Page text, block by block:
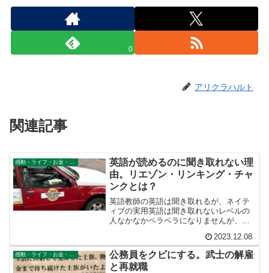
0
アリクラハルト
関連記事
感動・ライフ・お金・仕事
英語が読めるのに聞き取れない理
由。リエゾン・リンキング・チャ
ンクとは？
英語教師の英語は聞き取れるが、ネイテ
ィブの実用英語は聞き取れないレベルの
人なかなかペラペラになりませんが、寝
ています。私のレベルは英語教師のゆっ
くりはっきりとした発音の英語はそこそ
こ聞き取れる程度で...
2023.12.08
感動・ライフ・お金・仕事
公務員をクビにする。武士の解雇
と再就職